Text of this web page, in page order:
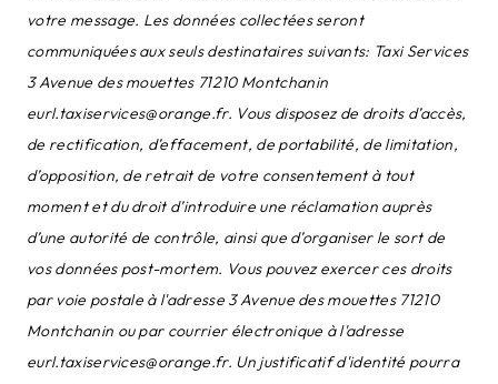
votre message. Les données collectées seront
communiquées aux seuls destinataires suivants: Taxi Services
3 Avenue des mouettes 71210 Montchanin
eurl.taxiservices@orange.fr. Vous disposez de droits d’accès,
de rectification, d’effacement, de portabilité, de limitation,
d’opposition, de retrait de votre consentement à tout
moment et du droit d’introduire une réclamation auprès
d’une autorité de contrôle, ainsi que d’organiser le sort de
vos données post-mortem. Vous pouvez exercer ces droits
par voie postale à l'adresse 3 Avenue des mouettes 71210
Montchanin ou par courrier électronique à l'adresse
eurl.taxiservices@orange.fr. Un justificatif d'identité pourra